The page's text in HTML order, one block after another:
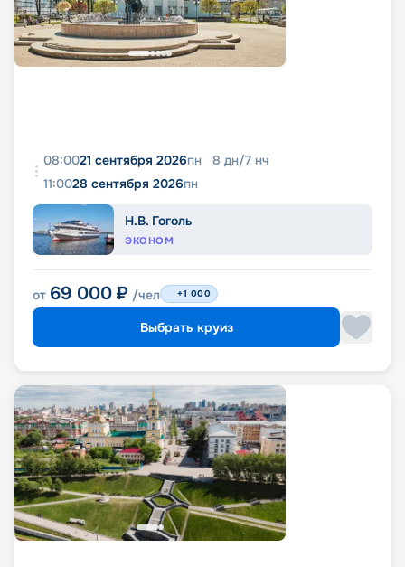
08:0021 сентября 2026пн 8 дн/7 нч
11:0028 сентября 2026пн
Н.В. Гоголь
ЭКОНОМ
от 69 000 ₽ /чел +1 000
Выбрать круиз